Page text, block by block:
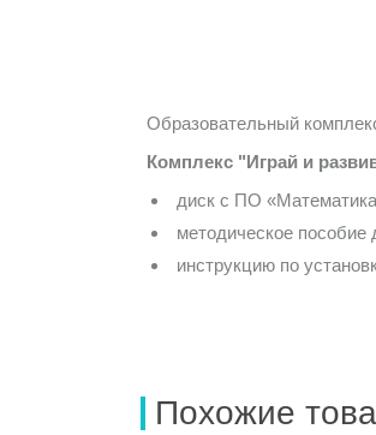
Образовательный
Комплекс "Играй и
диск с ПО
методическое пособие
инструкцию по
Похожие